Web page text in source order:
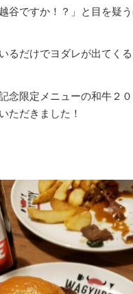
谷ですか！？」と目を疑
るだけでヨダレが出てく
念限定メニューの和牛２
ただきました！